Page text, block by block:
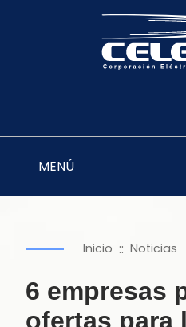
MENÚ
Inicio :: Noticias
6 empresas
ofertas para